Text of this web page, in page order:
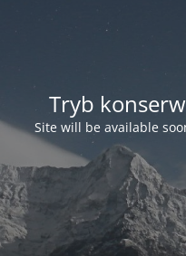
Tryb
Site will be available